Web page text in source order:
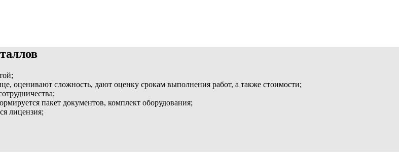
оценивают сложность, дают оценку срокам выполнения работ, а также стоимости;
пакет документов, комплект оборудования;
лицензия;